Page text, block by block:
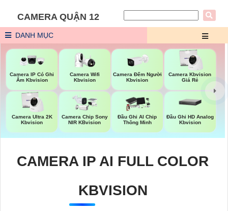
CAMERA QUẬN 12
DANH MỤC
Camera IP Có Ghi
Âm Kbvision
Camera Wifi
Kbvision
Camera Đếm Người
Kbvision
Camera Kbvision
Giá Rẻ
Camera Ultra 2K
Kbvision
Camera Chip Sony
NIR KBvision
Đầu Ghi AI Chip
Thông Minh
Đầu Ghi HD Analog
Kbvision
CAMERA IP AI FULL COLOR
KBVISION